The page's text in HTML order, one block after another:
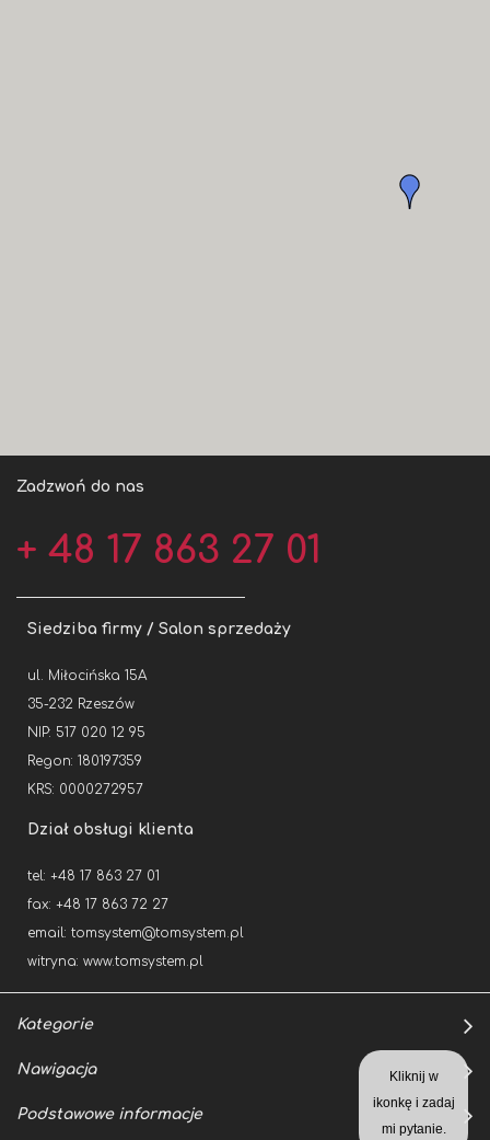
Kliknij w
ikonkę i zadaj
mi pytanie.
Zadzwoń do nas
+ 48 17 863 27 01
Siedziba firmy / Salon sprzedaży
ul. Miłocińska 15A
35-232 Rzeszów
NIP: 517 020 12 95
Regon: 180197359
KRS: 0000272957
Dział obsługi klienta
tel: +48 17 863 27 01
fax: +48 17 863 72 27
email: tomsystem@tomsystem.pl
witryna: www.tomsystem.pl
Kategorie
Nawigacja
Podstawowe informacje